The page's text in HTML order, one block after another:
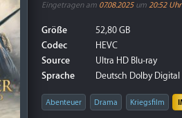
Eingetragen am 07.08.2025um 20:52 Uhr
Größe
52,80 GB
Codec
HEVC
Source
Ultra HD Blu-ray
Sprache
Deutsch Dolby Digital
Abenteuer Drama Kriegsfilm